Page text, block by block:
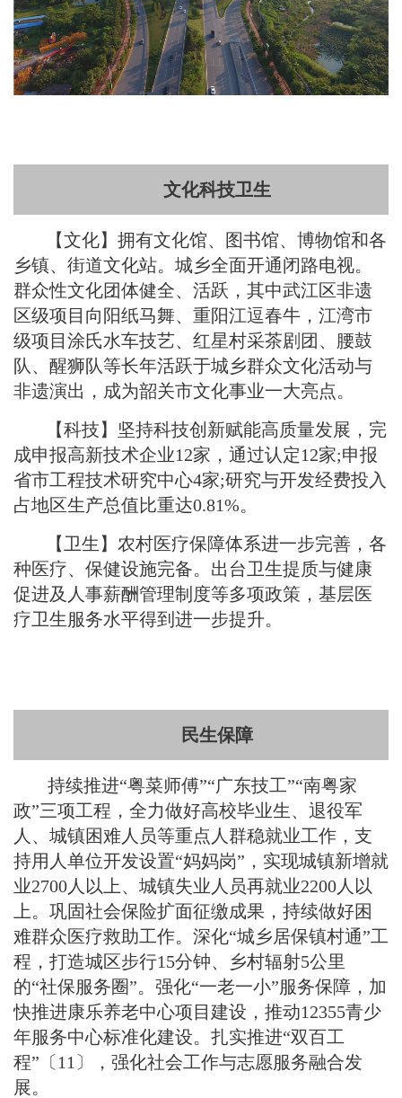
文化科技卫生
【文化】拥有文化馆、图书馆、博物馆和各
乡镇、街道文化站。城乡全面开通闭路电视。
群众性文化团体健全、活跃，其中武江区非遗
区级项目向阳纸马舞、重阳江逗春牛，江湾市
级项目涂氏水车技艺、红星村采茶剧团、腰鼓
队、醒狮队等长年活跃于城乡群众文化活动与
非遗演出，成为韶关市文化事业一大亮点。
【科技】 坚持科技创新赋能高质量发展，完
成申报高新技术企业12家，通过认定12家;申报
省市工程技术研究中心4家;研究与开发经费投入
占地区生产总值比重达0.81%。
【卫生】农村医疗保障体系进一步完善，各
种医疗、保健设施完备。出台卫生提质与健康
促进及人事薪酬管理制度等多项政策，基层医
疗卫生服务水平得到进一步提升。
民生保障
持续推进“粤菜师傅”“广东技工”“南粤家
政”三项工程，全力做好高校毕业生、退役军
人、城镇困难人员等重点人群稳就业工作，支
持用人单位开发设置“妈妈岗”，实现城镇新增就
业2700人以上、城镇失业人员再就业2200人以
上。巩固社会保险扩面征缴成果，持续做好困
难群众医疗救助工作。深化“城乡居保镇村通”工
程，打造城区步行15分钟、乡村辐射5公里
的“社保服务圈”。强化“一老一小”服务保障，加
快推进康乐养老中心项目建设，推动12355青少
年服务中心标准化建设。扎实推进“双百工
程”〔11〕，强化社会工作与志愿服务融合发
展。